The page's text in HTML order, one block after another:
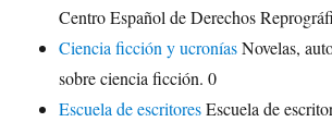
Centro Español de Derechos
Ciencia ficción y ucroníasNovelas,
sobre ciencia ficción. 0
Escuela de escritoresEscuela de